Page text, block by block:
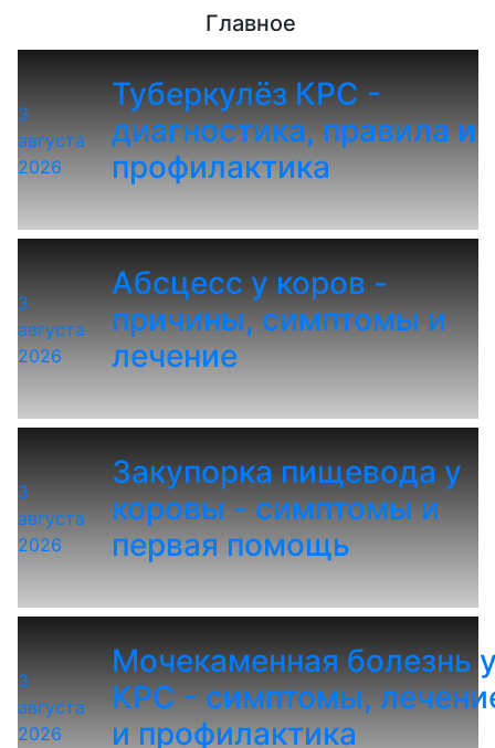
Главное
3
августа
2026
Туберкулёз КРС -
диагностика, правила и
профилактика
3
августа
2026
Абсцесс у коров -
причины, симптомы и
лечение
3
августа
2026
Закупорка пищевода у
коровы - симптомы и
первая помощь
3
августа
2026
Мочекаменная болезнь
КРС - симптомы,
и профилактика